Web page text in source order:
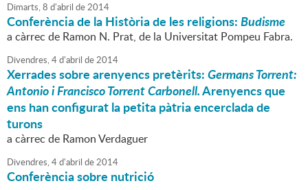
Dimarts,8 d'abril de2014
Conferència de la Història de les religions:Budisme
a càrrec de Ramon N. Prat, de la Universitat Pompeu Fabra.
Divendres,4d'abril de2014
Xerrades sobre arenyencs pretèrits:Germans Torrent:
Antonio i Francisco Torrent Carbonell.Arenyencs que
ens han configurat la petita pàtria encerclada de
turons
a càrrec de Ramon Verdaguer
Divendres,4d'abril de2014
Conferència sobre nutrició